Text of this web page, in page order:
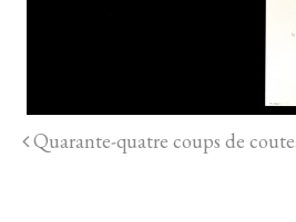
Quarante-quatre coups de